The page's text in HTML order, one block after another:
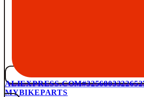
ALIEXPRESS.COM
MYBIKEPARTS